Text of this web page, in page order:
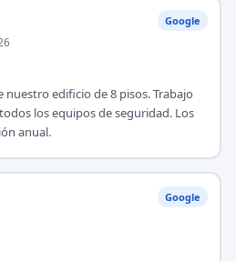
Google
nuestro edificio de 8 pisos. Trabajo
los equipos de seguridad. Los
anual.
Google